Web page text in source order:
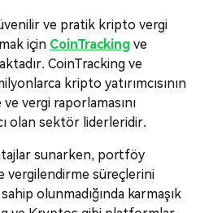
ve pratik kripto vergi
için CoinTracking ve
CoinTracking ve
kripto yatırımcısının
vergi raporlamasını
olan sektör liderleridir.
sunarken, portföy
vergilendirme süreçlerini
olunmadığında karmaşık